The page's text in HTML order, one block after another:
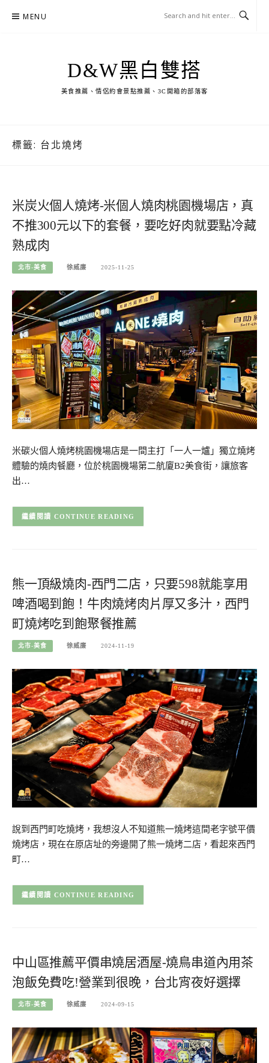
MENU
D&W黑白雙搭
美食推薦、情侶約會景點推薦、3C開箱的部落客
標籤: 台北燒烤
米炭火個人燒烤-米個人燒肉桃園機場店，真
不推300元以下的套餐，要吃好肉就要點冷藏
熟成肉
北市-美食 徐威廉 2025-11-25
米碳火個人燒烤桃園機場店是一間主打「一人一爐」獨立燒烤
體驗的燒肉餐廳，位於桃園機場第二航廈B2美食街，讓旅客
出…
CONTINUE READING
熊一頂級燒肉-西門二店，只要598就能享用
啤酒喝到飽！牛肉燒烤肉片厚又多汁，西門
町燒烤吃到飽聚餐推薦
北市-美食 徐威廉 2024-11-19
說到西門町吃燒烤，我想沒人不知道熊一燒烤這間老字號平價
燒烤店，現在在原店址的旁邊開了熊一燒烤二店，看起來西門
町…
CONTINUE READING
中山區推薦平價串燒居酒屋-燒鳥串道內用茶
泡飯免費吃!營業到很晚，台北宵夜好選擇
北市-美食 徐威廉 2024-09-15